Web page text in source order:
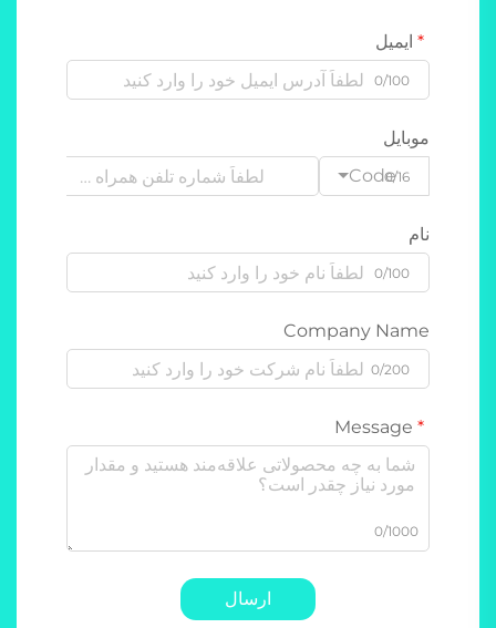
ایمیل
0/100
موبایل
Code0/16
نام
0/100
Company Name
0/200
0/1000
ارسال